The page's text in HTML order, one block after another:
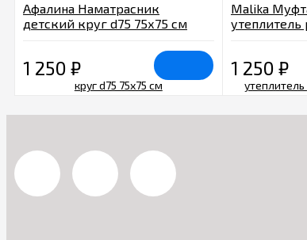
Афалина Наматрасник
детский круг d75 75х75 см
1 250 ₽
Malika
утеплитель
1 250 ₽